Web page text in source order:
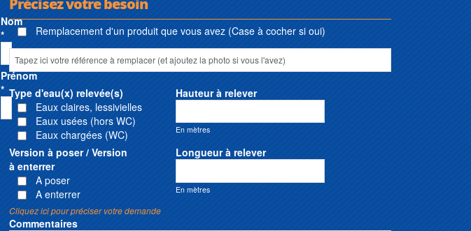
Nom
*
Prénom
*
Remplacement d'un produit que vous avez (Case à cocher si oui)
Type d'eau(x) relevée(s)
Eaux claires, lessivielles
Eaux usées (hors WC)
Eaux chargées (WC)
Hauteur à relever
En mètres
Version à poser / Version
à enterrer
A poser
A enterrer
Longueur à relever
En mètres
Cliquez ici pour préciser votre demande
Commentaires